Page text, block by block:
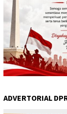
ADVERTORIAL